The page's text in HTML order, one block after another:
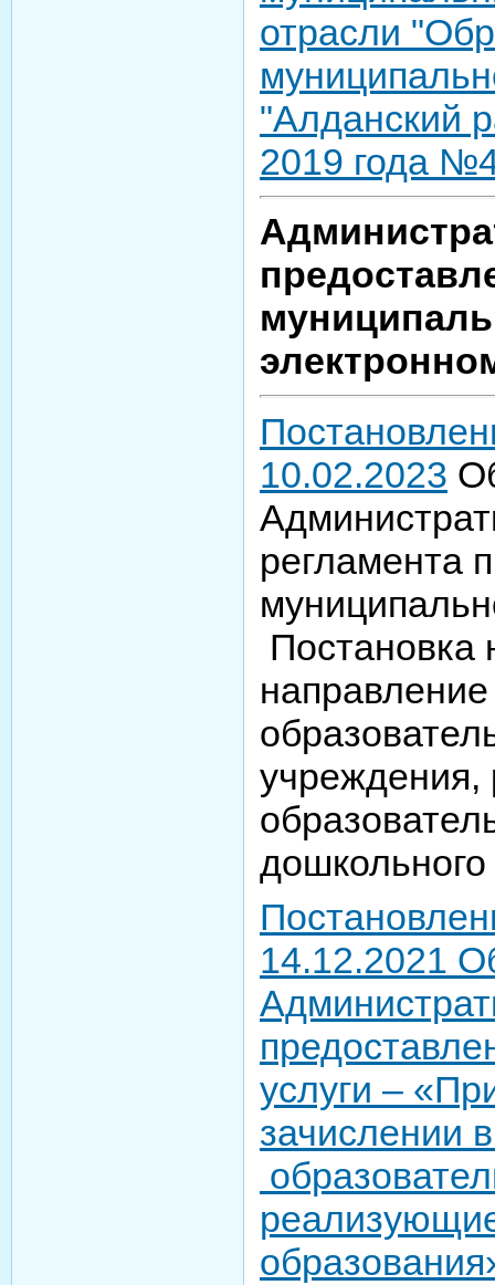
отрасли
"Алданский
2019 года
10.02.2023
регламента
Постановка
14.12.2021
услуги –
зачислении